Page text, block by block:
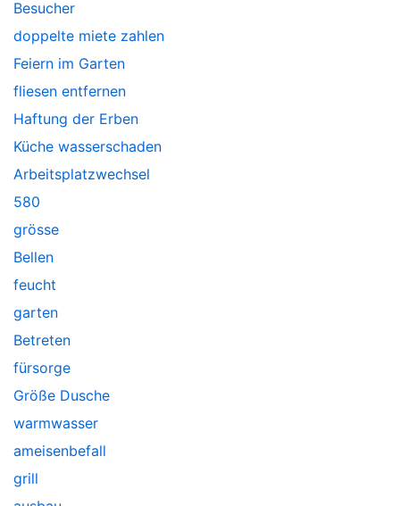
Besucher
doppelte miete zahlen
Feiern im Garten
fliesen entfernen
Haftung der Erben
Küche wasserschaden
Arbeitsplatzwechsel
580
grösse
Bellen
feucht
garten
Betreten
fürsorge
Größe Dusche
warmwasser
ameisenbefall
grill